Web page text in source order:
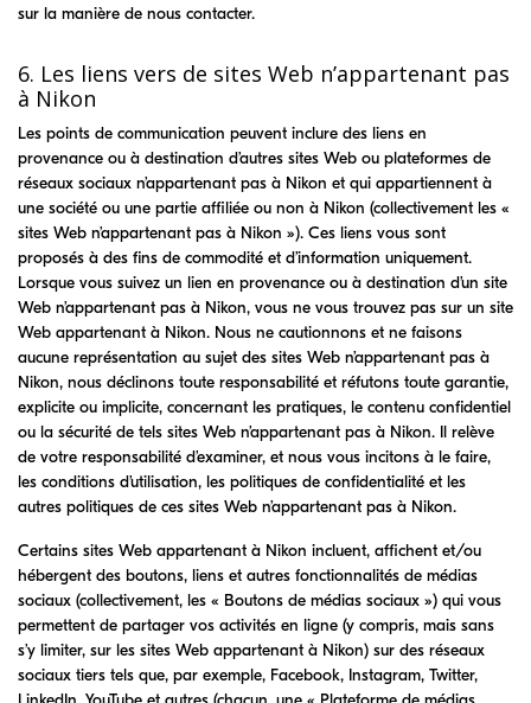
sur la manière de nous contacter.
6. Les liens vers de sites Web n’appartenant pas
à Nikon
Les points de communication peuvent inclure des liens en
provenance ou à destination d’autres sites Web ou plateformes de
réseaux sociaux n’appartenant pas à Nikon et qui appartiennent à
une société ou une partie affiliée ou non à Nikon (collectivement les «
sites Web n’appartenant pas à Nikon »). Ces liens vous sont
proposés à des fins de commodité et d’information uniquement.
Lorsque vous suivez un lien en provenance ou à destination d’un site
Web n’appartenant pas à Nikon, vous ne vous trouvez pas sur un site
Web appartenant à Nikon. Nous ne cautionnons et ne faisons
aucune représentation au sujet des sites Web n’appartenant pas à
Nikon, nous déclinons toute responsabilité et réfutons toute garantie,
explicite ou implicite, concernant les pratiques, le contenu confidentiel
ou la sécurité de tels sites Web n’appartenant pas à Nikon. Il relève
de votre responsabilité d’examiner, et nous vous incitons à le faire,
les conditions d’utilisation, les politiques de confidentialité et les
autres politiques de ces sites Web n’appartenant pas à Nikon.
Certains sites Web appartenant à Nikon incluent, affichent et/ou
hébergent des boutons, liens et autres fonctionnalités de médias
sociaux (collectivement, les « Boutons de médias sociaux ») qui vous
permettent de partager vos activités en ligne (y compris, mais sans
s’y limiter, sur les sites Web appartenant à Nikon) sur des réseaux
sociaux tiers tels que, par exemple, Facebook, Instagram, Twitter,